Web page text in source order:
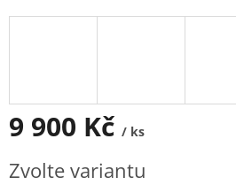
9 900 Kč / ks
cena:
Zvolte variantu